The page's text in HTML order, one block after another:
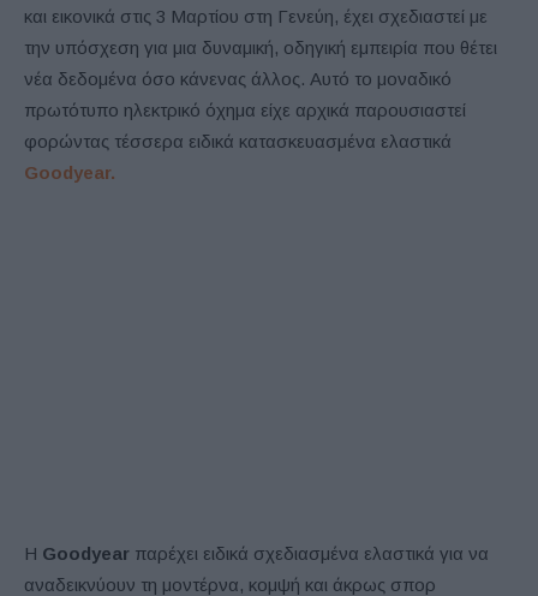
και εικονικά στις 3 Μαρτίου στη Γενεύη, έχει σχεδιαστεί με
την υπόσχεση για μια δυναμική, οδηγική εμπειρία που θέτει
νέα δεδομένα όσο κάνενας άλλος. Αυτό το μοναδικό
πρωτότυπο ηλεκτρικό όχημα είχε αρχικά παρουσιαστεί
φορώντας τέσσερα ειδικά κατασκευασμένα ελαστικά
Goodyear.
Η Goodyear παρέχει ειδικά σχεδιασμένα ελαστικά για να
αναδεικνύουν τη μοντέρνα, κομψή και άκρως σπορ